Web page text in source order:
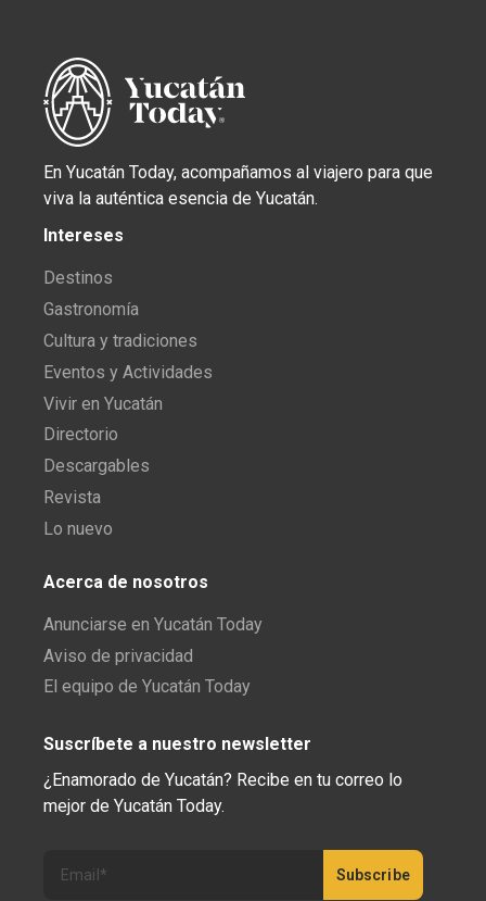
En Yucatán Today, acompañamos al viajero para que
viva la auténtica esencia de Yucatán.
Intereses
Destinos
Gastronomía
Cultura y tradiciones
Eventos y Actividades
Vivir en Yucatán
Directorio
Descargables
Revista
Lo nuevo
Acerca de nosotros
Anunciarse en Yucatán Today
Aviso de privacidad
El equipo de Yucatán Today
Suscríbete a nuestro newsletter
¿Enamorado de Yucatán? Recibe en tu correo lo
mejor de Yucatán Today.